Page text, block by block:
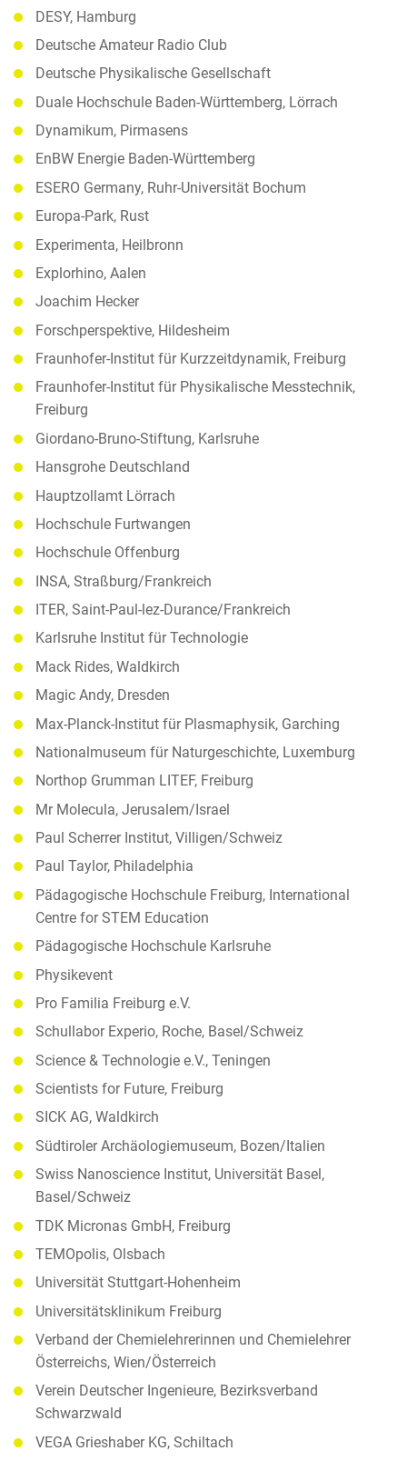
DESY, Hamburg
Deutsche Amateur Radio Club
Deutsche Physikalische Gesellschaft
Duale Hochschule Baden-Württemberg, Lörrach
Dynamikum, Pirmasens
EnBW Energie Baden-Württemberg
ESERO Germany, Ruhr-Universität Bochum
Europa-Park, Rust
Experimenta, Heilbronn
Explorhino, Aalen
Joachim Hecker
Forschperspektive, Hildesheim
Fraunhofer-Institut für Kurzzeitdynamik, Freiburg
Fraunhofer-Institut für Physikalische Messtechnik,
Freiburg
Giordano-Bruno-Stiftung, Karlsruhe
Hansgrohe Deutschland
Hauptzollamt Lörrach
Hochschule Furtwangen
Hochschule Offenburg
INSA, Straßburg/Frankreich
ITER, Saint-Paul-lez-Durance/Frankreich
Karlsruhe Institut für Technologie
Mack Rides, Waldkirch
Magic Andy, Dresden
Max-Planck-Institut für Plasmaphysik, Garching
Nationalmuseum für Naturgeschichte, Luxemburg
Northop Grumman LITEF, Freiburg
Mr Molecula, Jerusalem/Israel
Paul Scherrer Institut, Villigen/Schweiz
Paul Taylor, Philadelphia
Pädagogische Hochschule Freiburg, International
Centre for STEM Education
Pädagogische Hochschule Karlsruhe
Physikevent
Pro Familia Freiburg e.V.
Schullabor Experio, Roche, Basel/Schweiz
Science & Technologie e.V., Teningen
Scientists for Future, Freiburg
SICK AG, Waldkirch
Südtiroler Archäologiemuseum, Bozen/Italien
Swiss Nanoscience Institut, Universität Basel,
Basel/Schweiz
TDK Micronas GmbH, Freiburg
TEMOpolis, Olsbach
Universität Stuttgart-Hohenheim
Universitätsklinikum Freiburg
Verband der Chemielehrerinnen und Chemielehrer
Österreichs, Wien/Österreich
Verein Deutscher Ingenieure, Bezirksverband
Schwarzwald
VEGA Grieshaber KG, Schiltach